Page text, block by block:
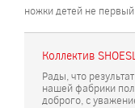
ножки детей не
Коллектив
Рады, что
нашей фабрики
доброго, с